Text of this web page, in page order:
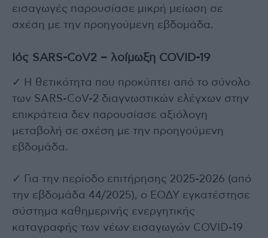
εισαγωγές παρουσίασε μικρή μείωση σε
σχέση με την προηγούμενη εβδομάδα.
Ιός SARS-CoV2 – λοίμωξη COVID-19
✓ Η θετικότητα που προκύπτει από το σύνολο
των SARS-CoV-2 διαγνωστικών ελέγχων στην
επικράτεια δεν παρουσίασε αξιόλογη
μεταβολή σε σχέση με την προηγούμενη
εβδομάδα.
✓ Για την περίοδο επιτήρησης 2025-2026 (από
την εβδομάδα 44/2025), ο ΕΟΔΥ εγκατέστησε
σύστημα καθημερινής ενεργητικής
καταγραφής των νέων εισαγωγών COVID-19